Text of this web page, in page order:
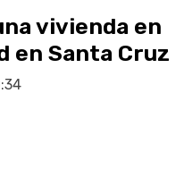
vivienda en
en Santa Cruz